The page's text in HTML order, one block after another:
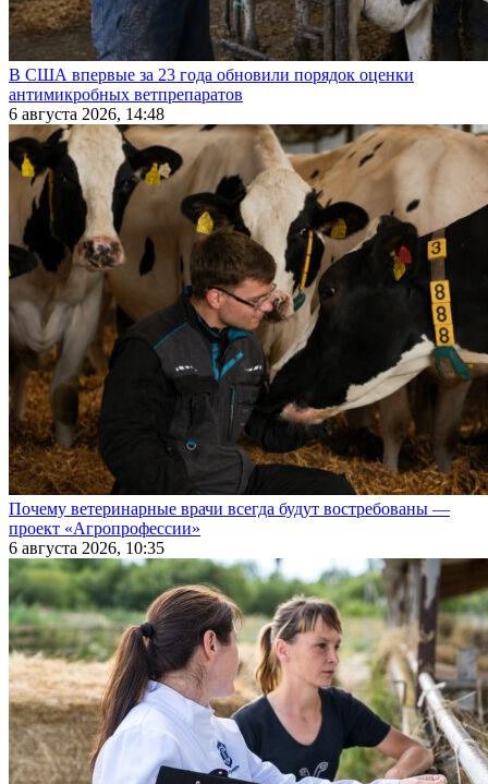
В США впервые за 23 года обновили порядок оценки
антимикробных ветпрепаратов
6 августа 2026, 14:48
Почему ветеринарные врачи всегда будут востребованы —
проект «Агропрофессии»
6 августа 2026, 10:35